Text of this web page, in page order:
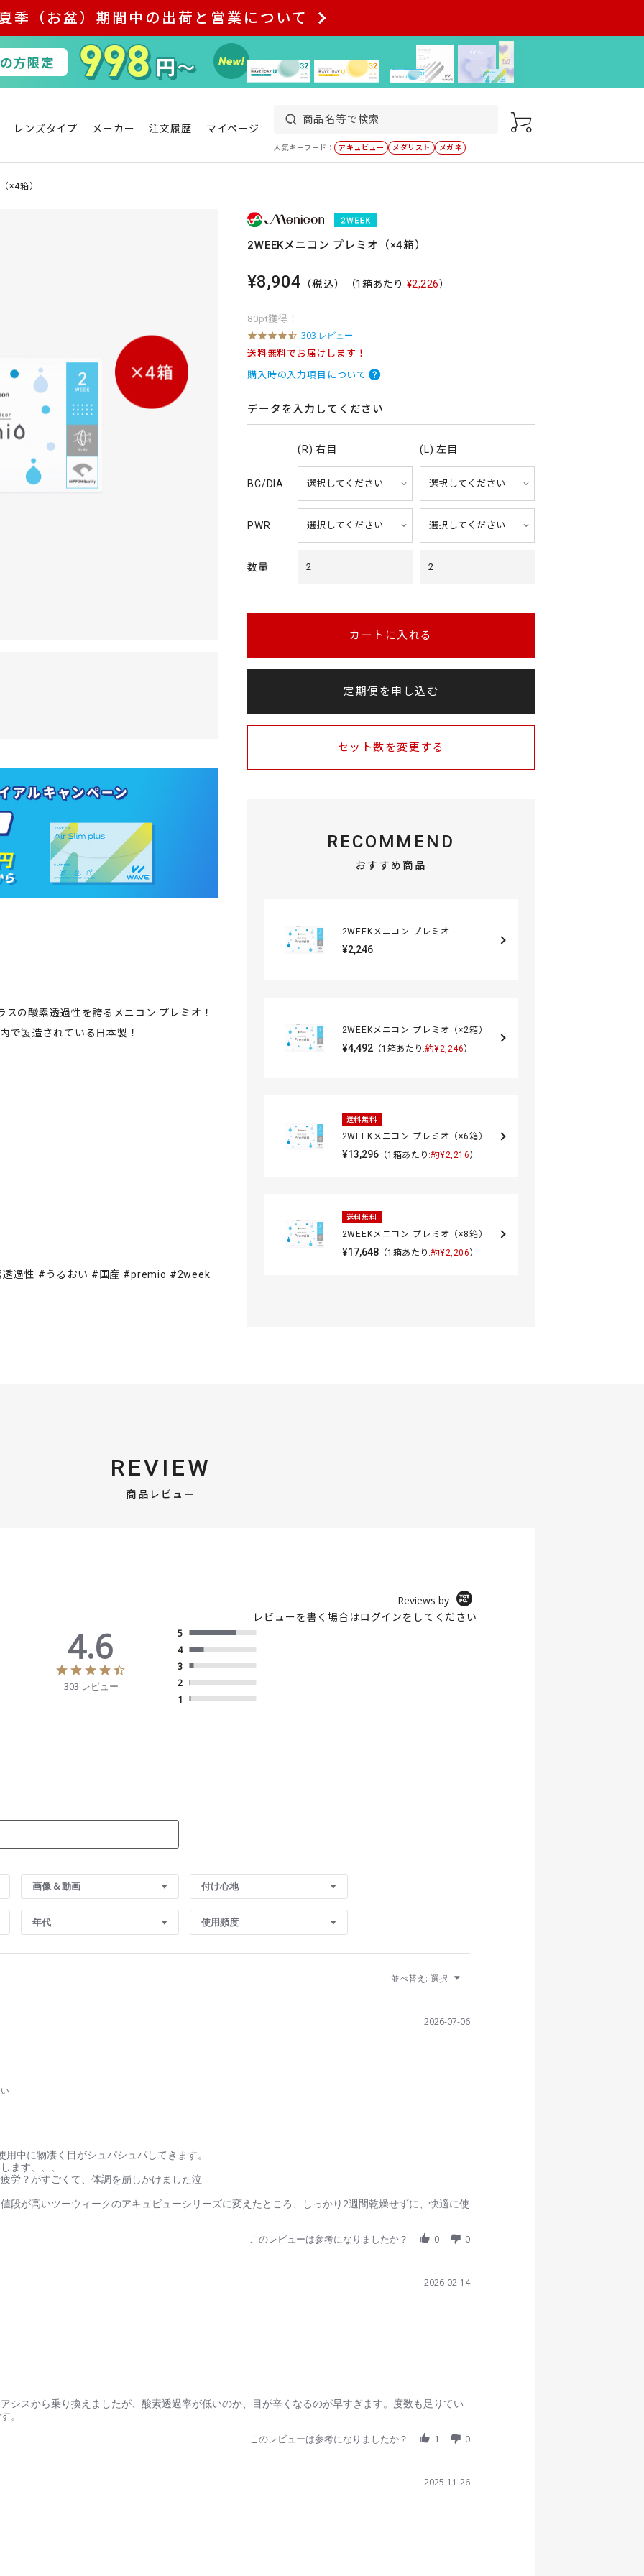
季（お盆）期間中の出荷と営業について
レンズタイプ メーカー 注文履歴 マイページ
人気キーワード： アキュビュー メダリスト メガネ
×4箱）
の酸素透過性を誇るメニコン プレミオ！
で製造されている日本製！
透過性 #うるおい #国産 #premio #2week
2WEEKメニコン プレミオ（×4箱）
¥8,904 （税込） （1箱あたり:¥2,226）
80pt獲得！
4
.
6
s
r
r
t
i
n
303 レビュー
送料無料でお届けします！
購入時の入力項目について
データを入力してください
(R) 右目 (L) 左目
BC/DIA
PWR
数量 2 2
カートに入れる
定期便を申し込む
セット数を変更する
RECOMMEND
おすすめ商品
2WEEKメニコン プレミオ
¥2,246
2WEEKメニコン プレミオ（×2箱）
¥4,492（1箱あたり:約¥2,246）
送料無料
2WEEKメニコン プレミオ（×6箱）
¥13,296（1箱あたり:約¥2,216）
送料無料
2WEEKメニコン プレミオ（×8箱）
¥17,648（1箱あたり:約¥2,206）
REVIEW
商品レビュー
レビューを書く場合はログインをしてください
Reviews by
4.6
a
303 レビュー
5
4
3
2
1
画像 & 動画 付け心地
年代 使用頻度
並べ替え: 選択
2026-07-06
中に物凄く目がシュパシュパしてきます。
ます、、、
労？がすごくて、体調を崩しかけました泣
段が高いツーウィークのアキュビューシリーズに変えたところ、しっかり2週間乾燥せずに、快適に使
このレビューは参考になりましたか？ 0 0
2026-02-14
シスから乗り換えましたが、酸素透過率が低いのか、目が辛くなるのが早すぎます。度数も足りてい
。
このレビューは参考になりましたか？ 1 0
2025-11-26